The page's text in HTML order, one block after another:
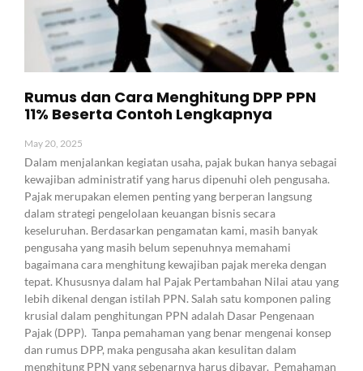
Rumus dan Cara Menghitung DPP PPN
11% Beserta Contoh Lengkapnya
May 20, 2025
Dalam menjalankan kegiatan usaha, pajak bukan hanya sebagai
kewajiban administratif yang harus dipenuhi oleh pengusaha.
Pajak merupakan elemen penting yang berperan langsung
dalam strategi pengelolaan keuangan bisnis secara
keseluruhan. Berdasarkan pengamatan kami, masih banyak
pengusaha yang masih belum sepenuhnya memahami
bagaimana cara menghitung kewajiban pajak mereka dengan
tepat. Khususnya dalam hal Pajak Pertambahan Nilai atau yang
lebih dikenal dengan istilah PPN. Salah satu komponen paling
krusial dalam penghitungan PPN adalah Dasar Pengenaan
Pajak (DPP). Tanpa pemahaman yang benar mengenai konsep
dan rumus DPP, maka pengusaha akan kesulitan dalam
menghitung PPN yang sebenarnya harus dibayar. Pemahaman